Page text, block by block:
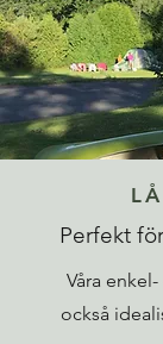
Perfekt
Våra
också